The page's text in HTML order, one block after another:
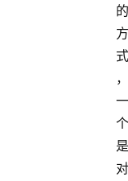
的
方
式
，
一
个
是
对